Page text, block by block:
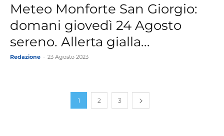
Meteo Monforte San Giorgio:
domani giovedì 24 Agosto
sereno. Allerta gialla...
Redazione 23 Agosto 2023
1 2 3